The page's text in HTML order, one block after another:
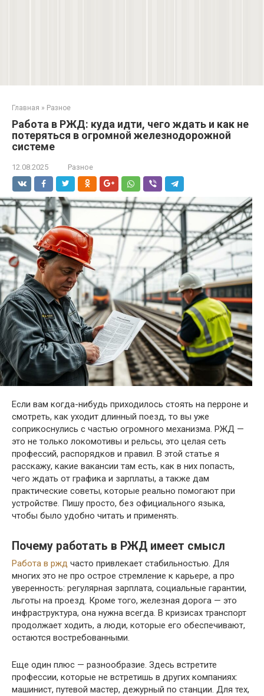
Главная » Разное
Работа в РЖД: куда идти, чего ждать и как не
потеряться в огромной железнодорожной
системе
12.08.2025 Разное
Если вам когда-нибудь приходилось стоять на перроне и
смотреть, как уходит длинный поезд, то вы уже
соприкоснулись с частью огромного механизма. РЖД —
это не только локомотивы и рельсы, это целая сеть
профессий, распорядков и правил. В этой статье я
расскажу, какие вакансии там есть, как в них попасть,
чего ждать от графика и зарплаты, а также дам
практические советы, которые реально помогают при
устройстве. Пишу просто, без официального языка,
чтобы было удобно читать и применять.
Почему работать в РЖД имеет смысл
Работа в ржд часто привлекает стабильностью. Для
многих это не про острое стремление к карьере, а про
уверенность: регулярная зарплата, социальные гарантии,
льготы на проезд. Кроме того, железная дорога — это
инфраструктура, она нужна всегда. В кризисах транспорт
продолжает ходить, а люди, которые его обеспечивают,
остаются востребованными.
Еще один плюс — разнообразие. Здесь встретите
профессии, которые не встретишь в других компаниях:
машинист, путевой мастер, дежурный по станции. Для тех,